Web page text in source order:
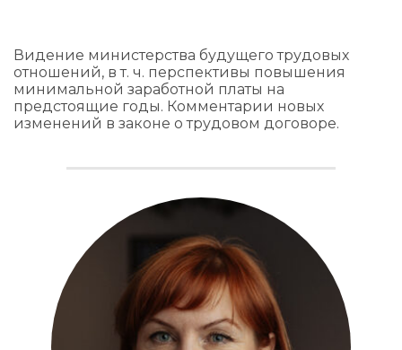
Видение министерства будущего трудовых
отношений, в т. ч. перспективы повышения
минимальной заработной платы на
предстоящие годы. Комментарии новых
изменений в законе о трудовом договоре.